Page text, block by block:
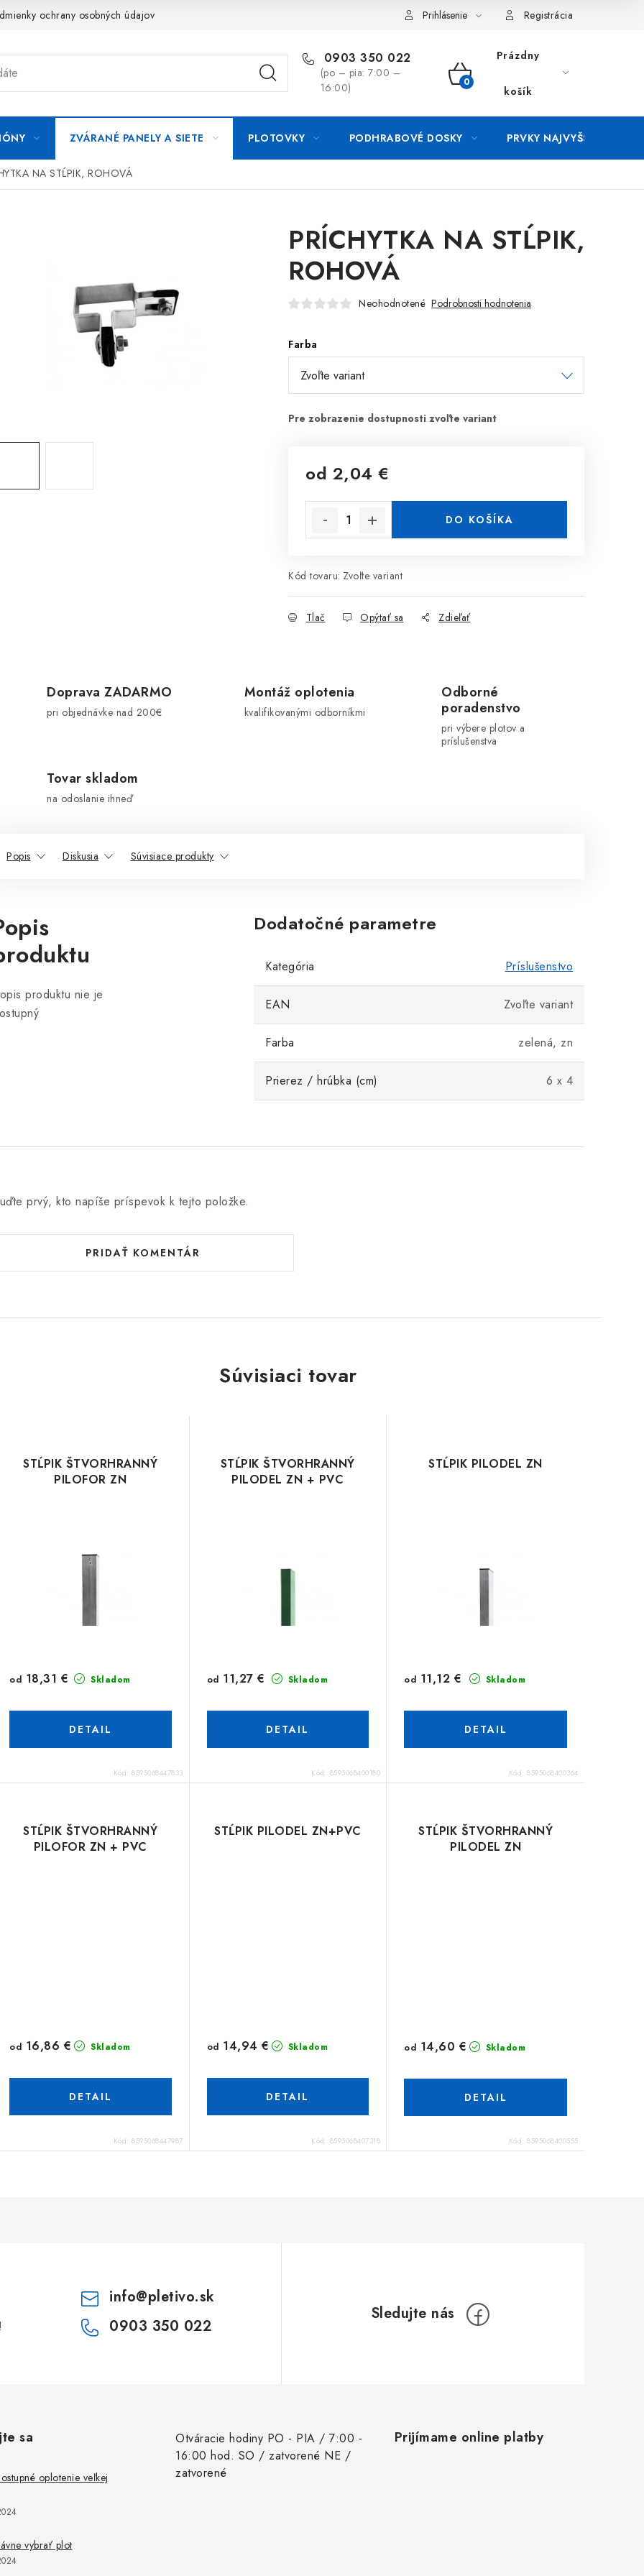
ochrany osobných údajov Reklamačný formulár Kontakt
Prihlásenie Registrácia
0903 350 022
(po – pia: 7:00 –
16:00)
NÁKUPNÝ
Prázdny
košík
ZVÁRANÉ PANELY A SIETE PLOTOVKY PODHRABOVÉ DOSKY PRVKY NAJVYŠŠEJ
NA STĹPIK, ROHOVÁ
PRÍCHYTKA NA STĹPIK,
ROHOVÁ
Neohodnotené Podrobnosti hodnotenia
Farba
od 2,04 €
DO KOŠÍKA
Kód tovaru: Zvoľte variant
Tlač Opýtať sa Zdieľať
Doprava ZADARMO
pri objednávke nad 200€
Montáž oplotenia
kvalifikovanými odborníkmi
Odborné
poradenstvo
pri výbere plotov a
príslušenstva
Tovar skladom
na odoslanie ihneď
Popis Diskusia Súvisiace produkty
produktu nie je
Dodatočné parametre
Kategória Príslušenstvo
EAN Zvoľte variant
Farba zelená, zn
Prierez / hrúbka (cm) 6 x 4
prvý, kto napíše príspevok k tejto položke.
PRIDAŤ KOMENTÁR
Súvisiaci tovar
STĹPIK ŠTVORHRANNÝ
PILOFOR ZN
Skladom
od 18,31 €
DETAIL
Kód:8595068447833
STĹPIK ŠTVORHRANNÝ
PILODEL ZN + PVC
Skladom
od 11,27 €
DETAIL
Kód: 8595068400180
STĹPIK PILODEL ZN
Skladom
od 11,12 €
DETAIL
Kód:8595068400364
STĹPIK ŠTVORHRANNÝ
PILOFOR ZN + PVC
Skladom
od 16,86 €
DETAIL
Kód:8595068447987
STĹPIK PILODEL ZN+PVC
Skladom
od 14,94 €
DETAIL
Kód: 8595068407318
STĹPIK ŠTVORHRANNÝ
PILODEL ZN
Skladom
od 14,60 €
DETAIL
Kód:8595068400555
info@pletivo.sk
0903 350 022
sa
oplotenie veľkej
vybrať plot
Otváracie hodiny PO - PIA / 7:00 -
16:00 hod. SO / zatvorené NE /
zatvorené
Prijímame online platby